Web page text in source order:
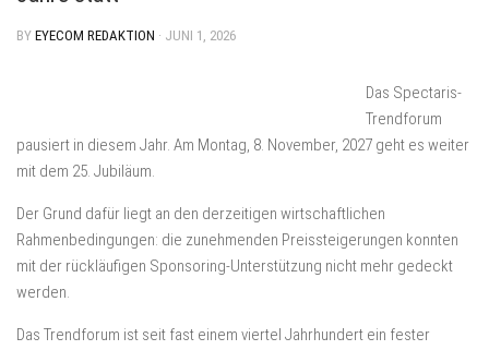
BY EYECOM REDAKTION · JUNI 1, 2026
Das Spectaris-
Trendforum
pausiert in diesem Jahr. Am Montag, 8. November, 2027 geht es weiter
mit dem 25. Jubiläum.
Der Grund dafür liegt an den derzeitigen wirtschaftlichen
Rahmenbedingungen: die zunehmenden Preissteigerungen konnten
mit der rückläufigen Sponsoring-Unterstützung nicht mehr gedeckt
werden.
Das Trendforum ist seit fast einem viertel Jahrhundert ein fester